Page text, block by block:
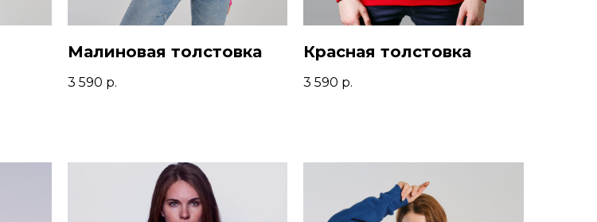
Малиновая толстовка
3 590 р.
Красная толстовка
3 590 р.